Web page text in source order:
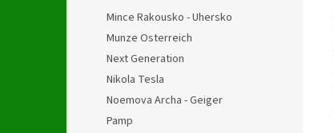
Mince Rakousko - Uhersko
Munze Osterreich
Next Generation
Nikola Tesla
Noemova Archa - Geiger
Pamp